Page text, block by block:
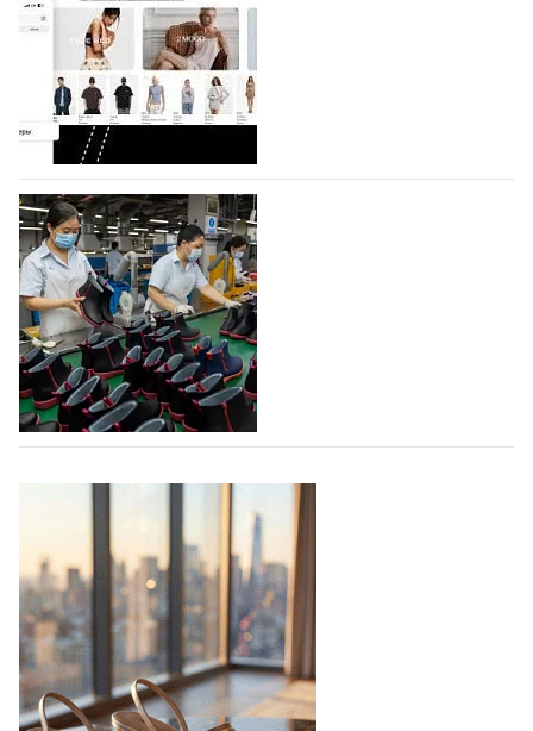
Компания BALLINA Guangzhou Lihuang Footwear
Co., Ltd., основанная в 2011 году и расположенная в
Гуанчжоу, столице моды Китая, является
профессиональной обувной компанией,
объединяющей разработку, производство и…
07.08.2026 754
На платформе Lamoda - новый раздел и
условия продвижения локальных
дизайнерских марок
Российский маркетплейс Lamoda решил обновить
раздел для продажи продукции локальных
дизайнерских марок одежды, обуви и аксессуаров.
Бренды также получат маркетинговую…
06.08.2026 948
2025 году практически не увеличился
В 2025 году мировое производство обуви
практически не изменилось, зафиксировав
незначительный рост на 0,1% до 24,6 млрд пар, -
данные опубликованы в аналитическом вестнике
«Всемирный ежегодник обуви 2026», Португальской
ассоциацией…